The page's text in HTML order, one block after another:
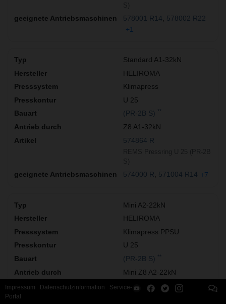
578001 R14
578002 R22
+1
Standard A1-32kN
HELIROMA
Klimapress
U 25
(PR-2B S)
Z8 A1-32kN
574864 R
574000 R 571004 R14 +7
Mini A2-22kN
HELIROMA
Klimapress PPSU
U 25
(PR-2B S)
Mini Z8 A2-22kN
574864 R
Impressum Datenschutzinformation
Service-
Portal